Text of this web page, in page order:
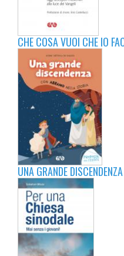
CHE COSA VUOI CHE IO
UNA GRANDE DISCENDENZA